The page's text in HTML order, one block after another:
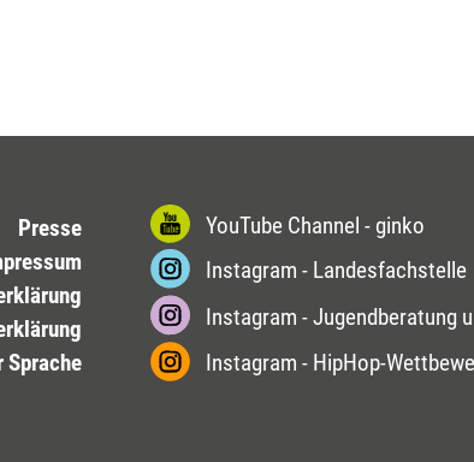
Presse
YouTube Channel - ginko
Instagram - Landesfachstelle
Instagram - Jugendberatung
Instagram - HipHop-